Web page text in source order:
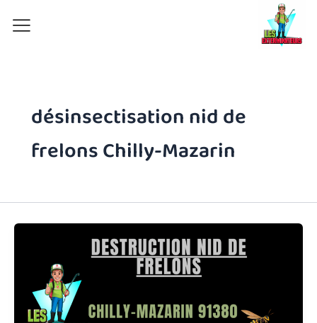
désinsectisation nid de
frelons Chilly-Mazarin